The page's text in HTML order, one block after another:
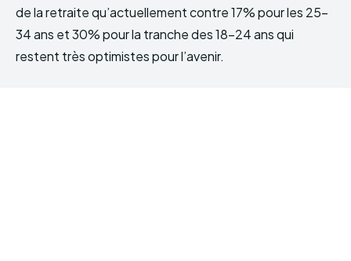
de la retraite qu’actuellement contre 17% pour les 25-
34 ans et 30% pour la tranche des 18-24 ans qui
restent très optimistes pour l’avenir.